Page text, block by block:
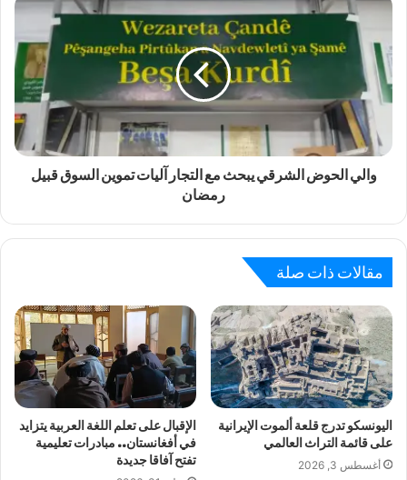
والي الحوض الشرقي يبحث مع التجار آليات تموين السوق قبيل
رمضان
مقالات ذات صلة
اليونسكو تدرج قلعة ألموت الإيرانية
على قائمة التراث العالمي
أغسطس 3, 2026
الإقبال على تعلم اللغة العربية يتزايد
في أفغانستان.. مبادرات تعليمية
تفتح آفاقا جديدة